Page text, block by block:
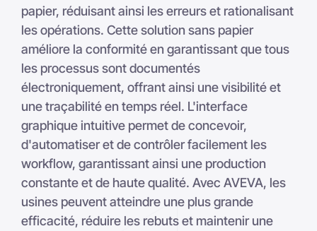
papier, réduisant ainsi les erreurs et rationalisant
les opérations. Cette solution sans papier
améliore la conformité en garantissant que tous
les processus sont documentés
électroniquement, offrant ainsi une visibilité et
une traçabilité en temps réel. L'interface
graphique intuitive permet de concevoir,
d'automatiser et de contrôler facilement les
workflow, garantissant ainsi une production
constante et de haute qualité. Avec AVEVA, les
usines peuvent atteindre une plus grande
efficacité, réduire les rebuts et maintenir une